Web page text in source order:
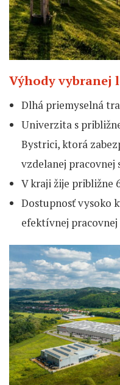
Výhody vybranej
Dlhá priemyselná
Univerzita s
Bystrici, ktorá
vzdelanej pracovnej
V kraji žije približne
Dostupnosť vysoko
efektívnej pracovnej